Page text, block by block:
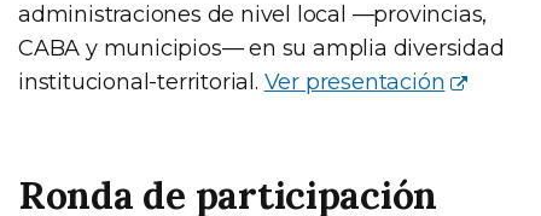
administraciones de nivel local —provincias,
CABA y municipios— en su amplia diversidad
institucional-territorial. Ver presentación
Ronda de participación